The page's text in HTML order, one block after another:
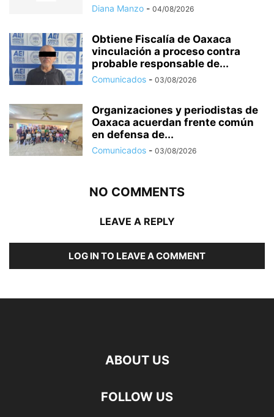
Diana Manzo - 04/08/2026
Obtiene Fiscalía de Oaxaca
vinculación a proceso contra
probable responsable de...
Comunicados - 03/08/2026
Organizaciones y periodistas de
Oaxaca acuerdan frente común
en defensa de...
Comunicados - 03/08/2026
NO COMMENTS
LEAVE A REPLY
LOG IN TO LEAVE A COMMENT
ABOUT US
FOLLOW US